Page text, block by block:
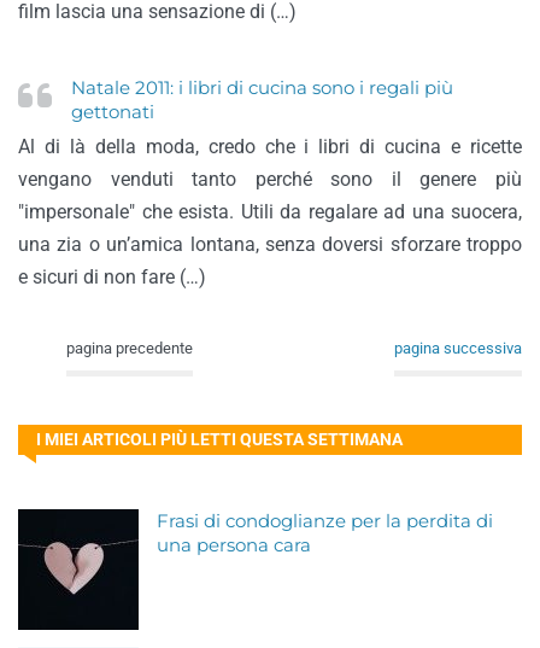
film lascia una sensazione di (…)
Natale 2011: i libri di cucina sono i regali più
gettonati
Al di là della moda, credo che i libri di cucina e ricette
vengano venduti tanto perché sono il genere più
"impersonale" che esista. Utili da regalare ad una suocera,
una zia o un’amica lontana, senza doversi sforzare troppo
e sicuri di non fare (…)
pagina precedente pagina successiva
I MIEI ARTICOLI PIÙ LETTI QUESTA SETTIMANA
Frasi di condoglianze per la perdita di
una persona cara